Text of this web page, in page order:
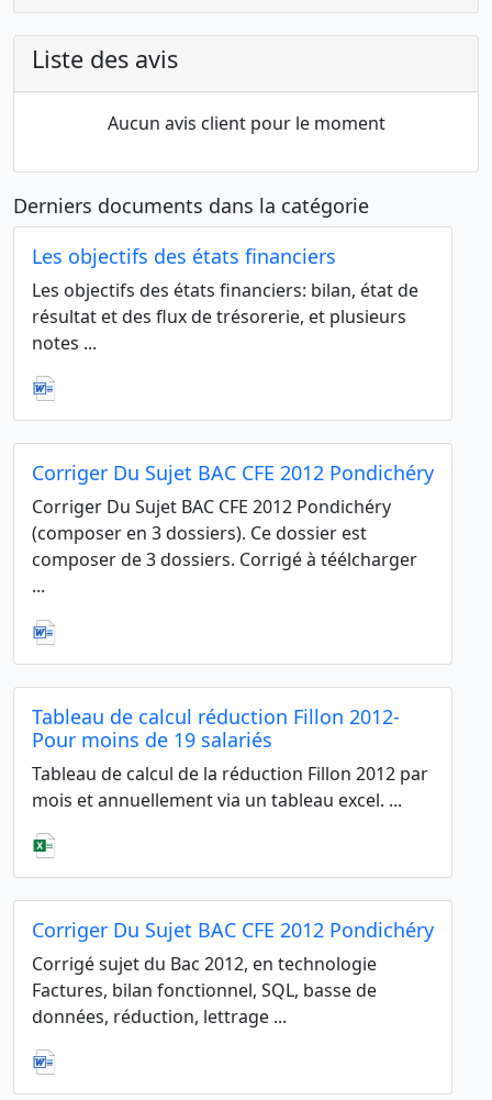
Liste des avis
Aucun avis client pour le moment
Derniers documents dans la catégorie
Les objectifs des états financiers
Les objectifs des états financiers: bilan, état de
résultat et des flux de trésorerie, et plusieurs
notes ...
Corriger Du Sujet BAC CFE 2012 Pondichéry
Corriger Du Sujet BAC CFE 2012 Pondichéry
(composer en 3 dossiers). Ce dossier est
composer de 3 dossiers. Corrigé à téélcharger
...
Tableau de calcul réduction Fillon 2012-
Pour moins de 19 salariés
Tableau de calcul de la réduction Fillon 2012 par
mois et annuellement via un tableau excel. ...
Corriger Du Sujet BAC CFE 2012 Pondichéry
Corrigé sujet du Bac 2012, en technologie
Factures, bilan fonctionnel, SQL, basse de
données, réduction, lettrage ...